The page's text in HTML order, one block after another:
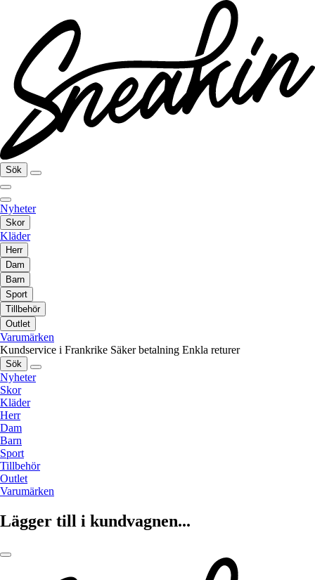
Sök
Nyheter
Skor
Kläder
Herr
Dam
Barn
Sport
Tillbehör
Outlet
Varumärken
Kundservice i Frankrike Säker betalning Enkla returer
Sök
Nyheter
Skor
Kläder
Herr
Dam
Barn
Sport
Tillbehör
Outlet
Varumärken
Lägger till i kundvagnen...